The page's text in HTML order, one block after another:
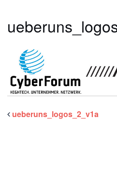
ueberuns_logos_2_v1a